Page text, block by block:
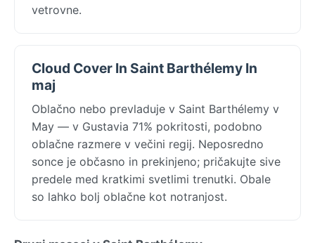
vetrovne.
Cloud Cover In Saint Barthélemy In
maj
Oblačno nebo prevladuje v Saint Barthélemy v
May — v Gustavia 71% pokritosti, podobno
oblačne razmere v večini regij. Neposredno
sonce je občasno in prekinjeno; pričakujte sive
predele med kratkimi svetlimi trenutki. Obale
so lahko bolj oblačne kot notranjost.